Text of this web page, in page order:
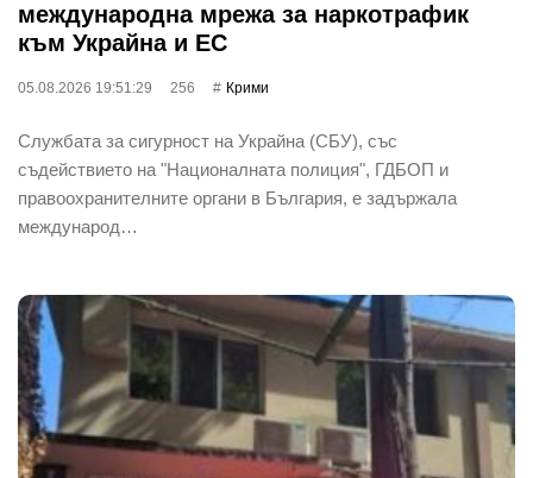
международна мрежа за наркотрафик
към Украйна и ЕС
05.08.2026 19:51:29 256 Крими
Службата за сигурност на Украйна (СБУ), със
съдействието на "Националната полиция", ГДБОП и
правоохранителните органи в България, е задържала
международ…